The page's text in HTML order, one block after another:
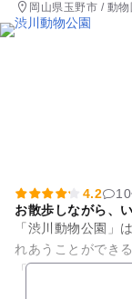
岡山県玉野市 / 動物
4.2
お散歩しながら、
「渋川動物公園」
れあうことができ
「一日ペット」も
ットとのふれあい